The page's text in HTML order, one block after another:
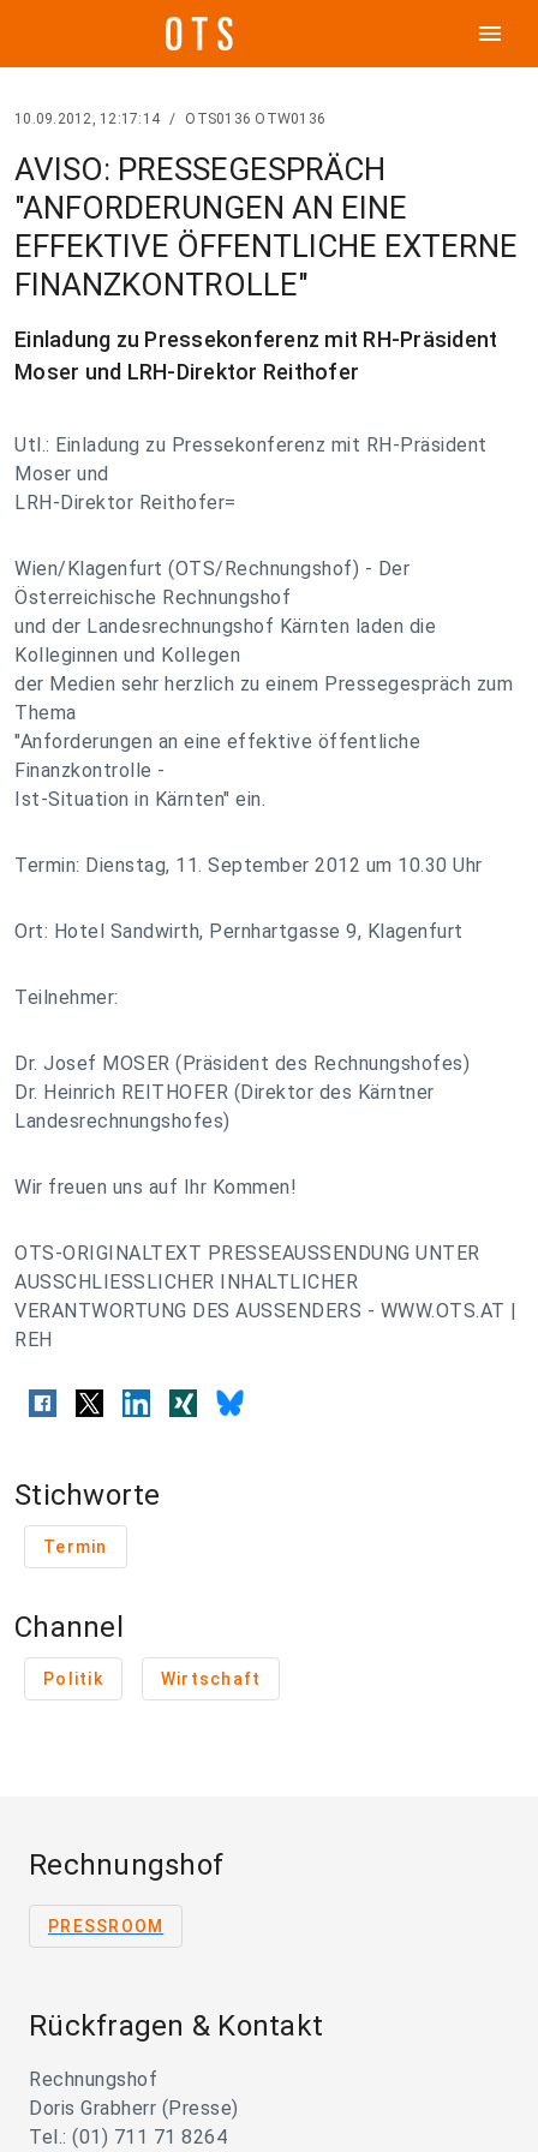
menu
10.09.2012, 12:17:14 / OTS0136 OTW0136
AVISO: PRESSEGESPRÄCH
"ANFORDERUNGEN AN EINE
EFFEKTIVE ÖFFENTLICHE EXTERNE
FINANZKONTROLLE"
Einladung zu Pressekonferenz mit RH-Präsident
Moser und LRH-Direktor Reithofer
Utl.: Einladung zu Pressekonferenz mit RH-Präsident
Moser und
LRH-Direktor Reithofer=
Wien/Klagenfurt (OTS/Rechnungshof) - Der
Österreichische Rechnungshof
und der Landesrechnungshof Kärnten laden die
Kolleginnen und Kollegen
der Medien sehr herzlich zu einem Pressegespräch zum
Thema
"Anforderungen an eine effektive öffentliche
Finanzkontrolle -
Ist-Situation in Kärnten" ein.
Termin: Dienstag, 11. September 2012 um 10.30 Uhr
Ort: Hotel Sandwirth, Pernhartgasse 9, Klagenfurt
Teilnehmer:
Dr. Josef MOSER (Präsident des Rechnungshofes)
Dr. Heinrich REITHOFER (Direktor des Kärntner
Landesrechnungshofes)
Wir freuen uns auf Ihr Kommen!
OTS-ORIGINALTEXT PRESSEAUSSENDUNG UNTER
AUSSCHLIESSLICHER INHALTLICHER
VERANTWORTUNG DES AUSSENDERS - WWW.OTS.AT |
REH
Stichworte
Termin
Channel
Politik Wirtschaft
Rechnungshof
PRESSROOM
Rückfragen & Kontakt
Rechnungshof
Doris Grabherr (Presse)
Tel.: (01) 711 71 8264